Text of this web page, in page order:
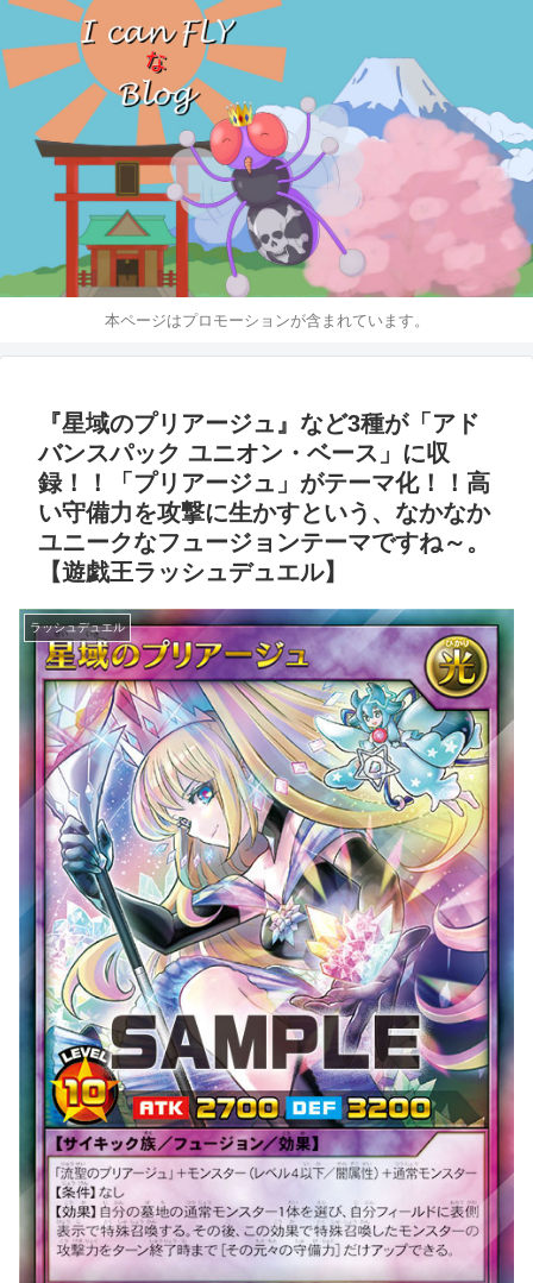
本ページはプロモーションが含まれています。
『星域のプリアージュ』など3種が「アド
バンスパック ユニオン・ベース」に収
録！！「プリアージュ」がテーマ化！！高
い守備力を攻撃に生かすという、なかなか
ユニークなフュージョンテーマですね～。
【遊戯王ラッシュデュエル】
ラッシュデュエル